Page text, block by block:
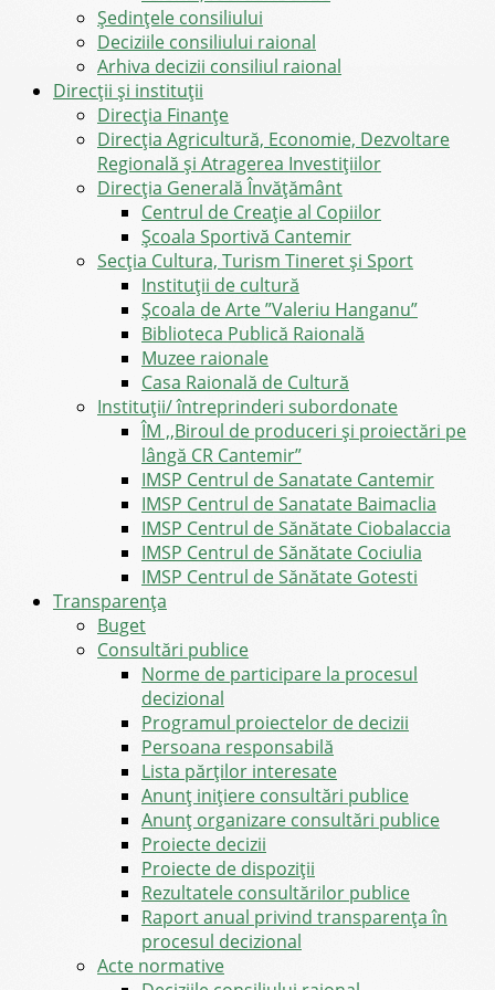
Şedinţele consiliului
Deciziile consiliului raional
Arhiva decizii consiliul raional
Direcții și instituții
Direcţia Finanţe
Direcția Agricultură, Economie, Dezvoltare
Regională și Atragerea Investițiilor
Direcția Generală Învățământ
Centrul de Creație al Copiilor
Școala Sportivă Cantemir
Secția Cultura, Turism Tineret și Sport
Instituții de cultură
Școala de Arte ”Valeriu Hanganu”
Biblioteca Publică Raională
Muzee raionale
Casa Raională de Cultură
Instituții/ întreprinderi subordonate
ÎM ,,Biroul de produceri și proiectări pe
lângă CR Cantemir”
IMSP Centrul de Sanatate Cantemir
IMSP Centrul de Sanatate Baimaclia
IMSP Centrul de Sănătate Ciobalaccia
IMSP Centrul de Sănătate Cociulia
IMSP Centrul de Sănătate Gotesti
Transparența
Buget
Consultări publice
Norme de participare la procesul
decizional
Programul proiectelor de decizii
Persoana responsabilă
Lista părților interesate
Anunț inițiere consultări publice
Anunț organizare consultări publice
Proiecte decizii
Proiecte de dispoziții
Rezultatele consultărilor publice
Raport anual privind transparenţa în
procesul decizional
Acte normative